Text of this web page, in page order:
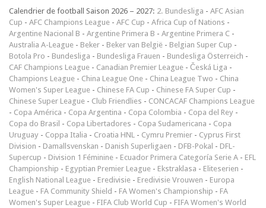
Calendrier de football Saison 2026 – 2027: 2. Bundesliga - AFC Asian
Cup - AFC Champions League - AFC Cup - Africa Cup of Nations -
Argentine Nacional B - Argentine Primera B - Argentine Primera C -
Australia A-League - Beker - Beker van België - Belgian Super Cup -
Botola Pro - Bundesliga - Bundesliga Frauen - Bundesliga Österreich -
CAF Champions League - Canadian Premier League - Česká Liga -
Champions League - China League One - China League Two - China
Women's Super League - Chinese FA Cup - Chinese FA Super Cup -
Chinese Super League - Club Friendlies - CONCACAF Champions League
- Copa América - Copa Argentina - Copa Colombia - Copa del Rey -
Copa do Brasil - Copa Libertadores - Copa Sudamericana - Copa
Uruguay - Coppa Italia - Croatia HNL - Cymru Premier - Cyprus First
Division - Damallsvenskan - Danish Superligaen - DFB-Pokal - DFL-
Supercup - Division 1 Féminine - Ecuador Primera Categoría Serie A - EFL
Championship - Egyptian Premier League - Ekstraklasa - Eliteserien -
English National League - Eredivisie - Eredivisie Vrouwen - Europa
League - FA Community Shield - FA Women's Championship - FA
Women's Super League - FIFA Club World Cup - FIFA Women's World